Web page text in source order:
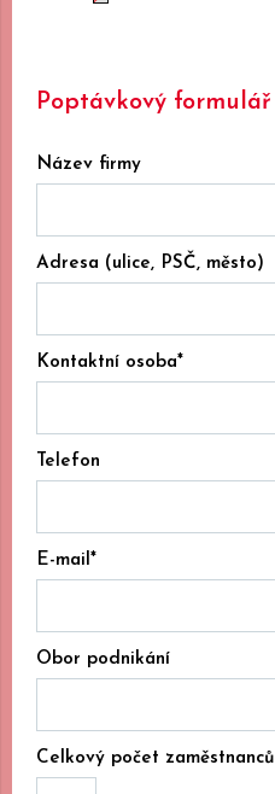
Poptávkový formulář
Název firmy
Adresa (ulice, PSČ, město)
Kontaktní osoba*
Telefon
E-mail*
Obor podnikání
Celkový počet zaměstnanců